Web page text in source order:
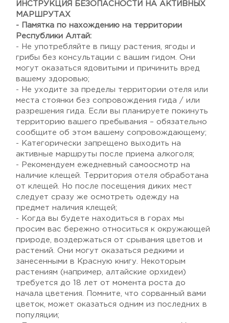
ИНСТРУКЦИЯ БЕЗОПАСНОСТИ НА АКТИВНЫХ
МАРШРУТАХ
- Памятка по нахождению на территории
Республики Алтай:
- Не употребляйте в пищу растения, ягоды и
грибы без консультации с вашим гидом. Они
могут оказаться ядовитыми и причинить вред
вашему здоровью;
- Не уходите за пределы территории отеля или
места стоянки без сопровождения гида / или
разрешения гида. Если вы планируете покинуть
территорию вашего пребывания – обязательно
сообщите об этом вашему сопровождающему;
- Категорически запрещено выходить на
активные маршруты после приема алкоголя;
- Рекомендуем ежедневный самоосмотр на
наличие клещей. Территория отеля обработана
от клещей. Но после посещения диких мест
следует сразу же осмотреть одежду на
предмет наличия клещей;
- Когда вы будете находиться в горах мы
просим вас бережно относиться к окружающей
природе, воздержаться от срывания цветов и
растений. Они могут оказаться редкими и
занесенными в Красную книгу. Некоторым
растениям (например, алтайские орхидеи)
требуется до 18 лет от момента роста до
начала цветения. Помните, что сорванный вами
цветок, может оказаться одним из последних в
популяции;